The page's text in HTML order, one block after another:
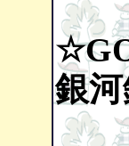
銀